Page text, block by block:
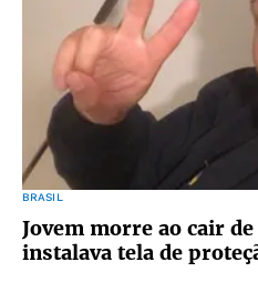
BRASIL
Jovem morre ao cair
instalava tela de